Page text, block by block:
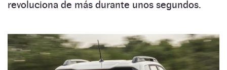
revoluciona de más durante unos segundos.